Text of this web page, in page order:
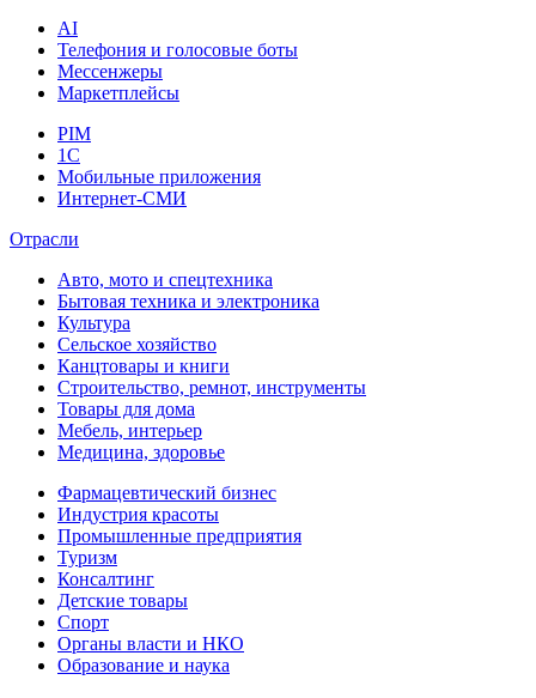
AI
Телефония и голосовые боты
Мессенжеры
Маркетплейсы
PIM
1C
Мобильные приложения
Интернет-СМИ
Отрасли
Авто, мото и спецтехника
Бытовая техника и электроника
Культура
Сельское хозяйство
Канцтовары и книги
Строительство, ремнот, инструменты
Товары для дома
Мебель, интерьер
Медицина, здоровье
Фармацевтический бизнес
Индустрия красоты
Промышленные предприятия
Туризм
Консалтинг
Детские товары
Спорт
Органы власти и НКО
Образование и наука